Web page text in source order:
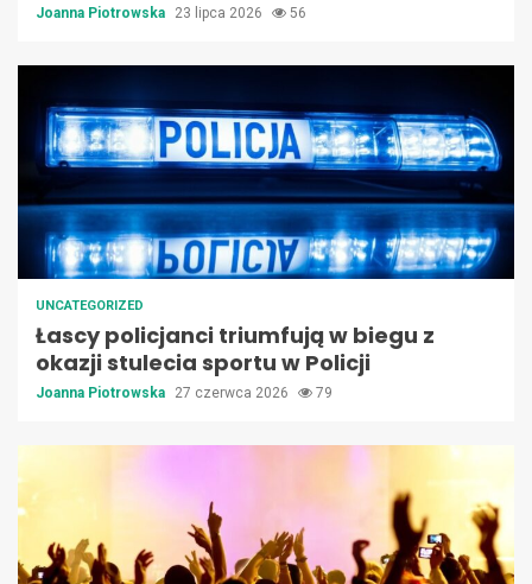
Joanna Piotrowska 23 lipca 2026 56
UNCATEGORIZED
Łascy policjanci triumfują w biegu z
okazji stulecia sportu w Policji
Joanna Piotrowska 27 czerwca 2026 79